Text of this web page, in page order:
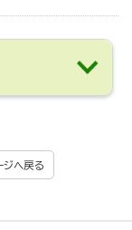
ジへ戻る